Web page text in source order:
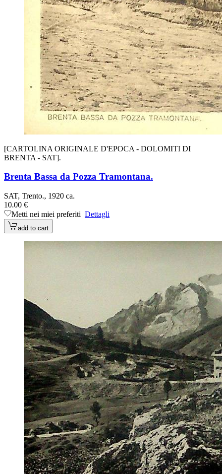
[CARTOLINA ORIGINALE D'EPOCA - DOLOMITI DI
BRENTA - SAT].
Brenta Bassa da Pozza Tramontana.
SAT, Trento., 1920 ca.
10.00 €
Metti nei miei preferiti Dettagli
add to cart